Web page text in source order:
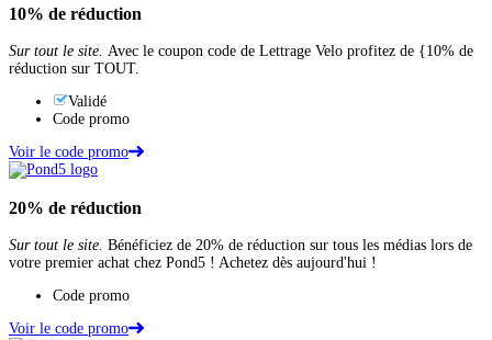
10% de réduction
Sur tout le site. Avec le coupon code de Lettrage Velo profitez de {10% de
réduction sur TOUT.
Validé
Code promo
Voir le code promo
20% de réduction
Sur tout le site. Bénéficiez de 20% de réduction sur tous les médias lors de
votre premier achat chez Pond5 ! Achetez dès aujourd'hui !
Code promo
Voir le code promo